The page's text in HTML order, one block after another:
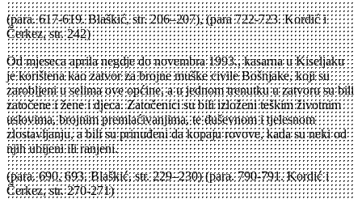
(para. 617-619. Blaškić, str. 206–207), (para 722-723. Kordić i
Čerkez, str. 242)
Od mjeseca aprila negdje do novembra 1993., kasarna u Kiseljaku
je korištena kao zatvor za brojne muške civile Bošnjake, koji su
zarobljeni u selima ove općine, a u jednom trenutku u zatvoru su bili
zatočene i žene i djeca. Zatočenici su bili izloženi teškim životnim
uslovima, brojnim premlaćivanjima, te duševnom i tjelesnom
zlostavljanju, a bili su prinuđeni da kopaju rovove, kada su neki od
njih ubijeni ili ranjeni.
(para. 690, 693. Blaškić, str. 229–230) (para. 790-791. Kordić i
Čerkez, str. 270-271)